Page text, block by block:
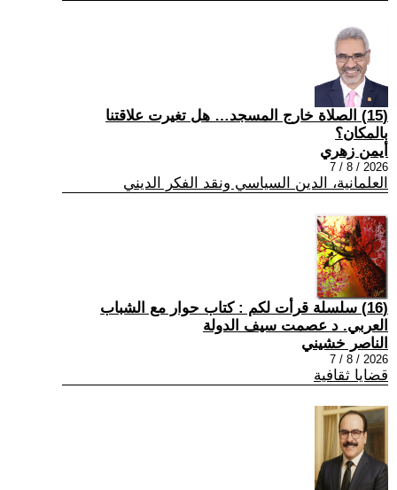
(15) الصلاة خارج المسجد… هل تغيرت علاقتنا
بالمكان؟
أيمن زهري
2026 / 8 / 7
العلمانية، الدين السياسي ونقد الفكر الديني
(16) سلسلة قرأت لكم : كتاب حوار مع الشباب
العربي. د عصمت سيف الدولة
الناصر خشيني
2026 / 8 / 7
قضايا ثقافية